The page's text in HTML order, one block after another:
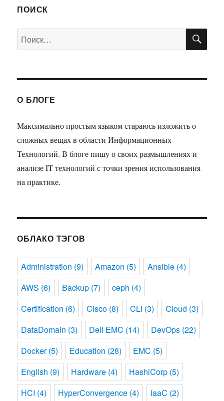
ПОИСК
Искать:
О БЛОГЕ
Максимально простым языком стараюсь изложить о
сложных вещах в области Информационных
Технологий. В блоге пишу о своих размышлениях и
анализе IT технологий с точки зрения использования
на практике.
ОБЛАКО ТЭГОВ
Administration (9) Amazon (5) Ansible (4)
AWS (6) Backup (7) ceph (4)
Certification (6) Cisco (8) CLI (3) Cloud (3)
DataDomain (3) Dell EMC (14) DevOps (22)
Docker(5) Education (28) EMC (5)
English (9) Hardware (4) HashiCorp (5)
HCI (4) HyperConvergence (4) IaaC (2)